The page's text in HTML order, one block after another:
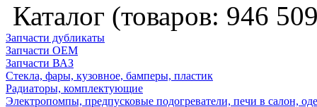
Каталог (товаров: 946
Запчасти дубликаты
Запчасти ОЕМ
Запчасти ВАЗ
Стекла, фары, кузовное, бамперы, пластик
Радиаторы, комплектующие
Электропомпы, предпусковые подогреватели, печи в салон,